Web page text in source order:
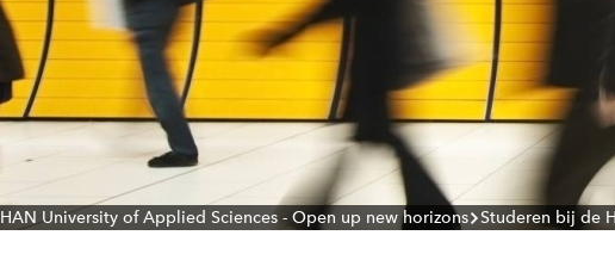
HAN University of Applied Sciences - Open up new horizons Studeren bij de